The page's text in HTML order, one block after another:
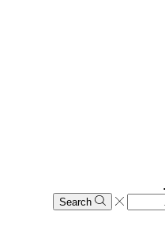
Search